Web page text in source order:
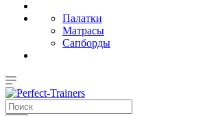
Палатки
Матрасы
Сапборды